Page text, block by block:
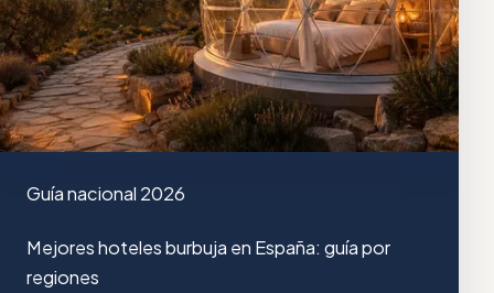
Guía nacional 2026
Mejores hoteles burbuja en España: guía por
regiones